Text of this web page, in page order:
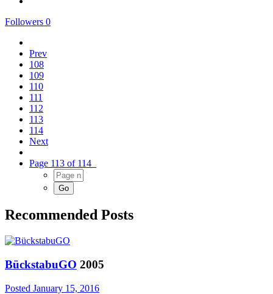
Followers 0
Prev
108
109
110
111
112
113
114
Next
Page 113 of 114
Recommended Posts
BückstabuGO 2005
Posted January 15, 2016